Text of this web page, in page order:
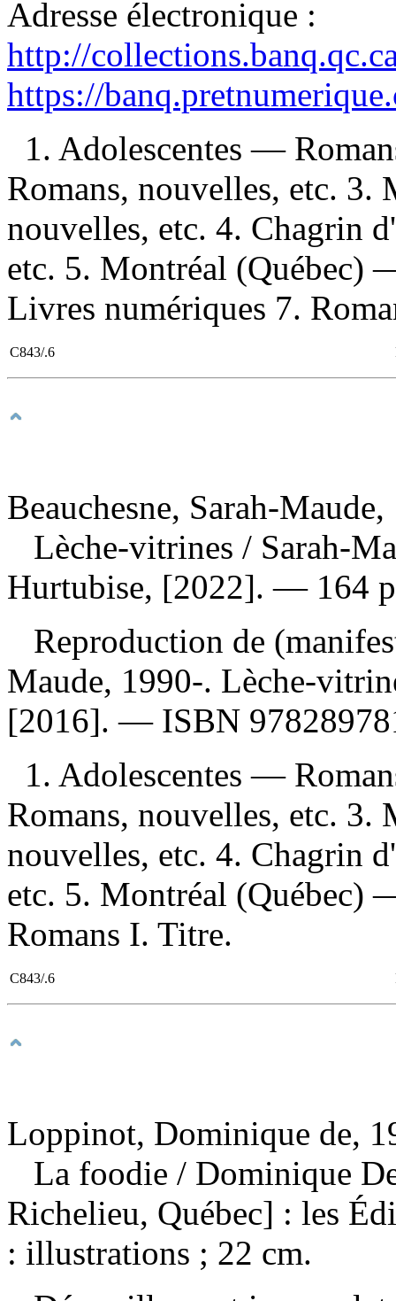
Adresse électronique :
http://
https://
1. Adolescentes —
Romans, nouvelles, etc.
nouvelles, etc. 4. Chagrin
etc. 5. Montréal (Québec)
Livres numériques 7.
C843/.6
Beauchesne, Sarah-
Lèche-vitrines / Sarah-
Hurtubise, [2022]. — 164
Reproduction de
Maude, 1990-. Lèche-
[2016]. — ISBN
1. Adolescentes —
Romans, nouvelles, etc.
nouvelles, etc. 4. Chagrin
etc. 5. Montréal (Québec)
Romans I. Titre.
C843/.6
Loppinot, Dominique de,
La foodie / Dominique
Richelieu, Québec] : les
: illustrations ; 22 cm.